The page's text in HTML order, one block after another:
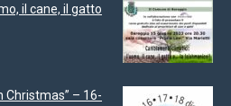
il cane, il gatto
Christmas” – 16-